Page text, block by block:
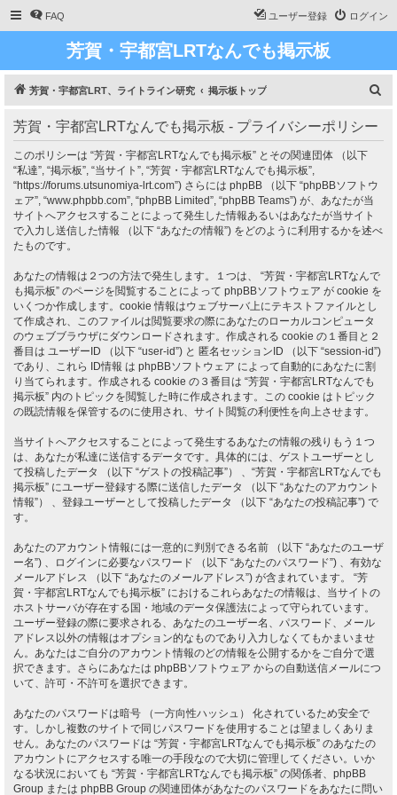
FAQ ログイン
ユーザー登録
芳賀・宇都宮LRTなんでも掲示板
芳賀・宇都宮LRT、ライトライン研究 掲示板トップ
芳賀・宇都宮LRTなんでも掲示板 - プライバシーポリシー
このポリシーは “芳賀・宇都宮LRTなんでも掲示板” とその関連団体 （以下
“私達”, “掲示板”, “当サイト”, “芳賀・宇都宮LRTなんでも掲示板”,
“https://forums.utsunomiya-lrt.com”) さらには phpBB （以下 “phpBBソフトウ
ェア”, “www.phpbb.com”, “phpBB Limited”, “phpBB Teams”) が、あなたが当
サイトへアクセスすることによって発生した情報あるいはあなたが当サイト
で入力し送信した情報 （以下 “あなたの情報”) をどのように利用するかを述べ
たものです。
あなたの情報は２つの方法で発生します。１つは、 “芳賀・宇都宮LRTなんで
も掲示板” のページを閲覧することによって phpBBソフトウェア が cookie を
いくつか作成します。cookie 情報はウェブサーバ上にテキストファイルとし
て作成され、このファイルは閲覧要求の際にあなたのローカルコンピュータ
のウェブブラウザにダウンロードされます。作成される cookie の１番目と２
番目は ユーザーID （以下 “user-id”) と 匿名セッションID （以下 “session-id”)
であり、これら ID情報 は phpBBソフトウェア によって自動的にあなたに割
り当てられます。作成される cookie の３番目は “芳賀・宇都宮LRTなんでも
掲示板” 内のトピックを閲覧した時に作成されます。この cookie はトピック
の既読情報を保管するのに使用され、サイト閲覧の利便性を向上させます。
当サイトへアクセスすることによって発生するあなたの情報の残りもう１つ
は、あなたが私達に送信するデータです。具体的には、ゲストユーザーとし
て投稿したデータ （以下 “ゲストの投稿記事”） 、“芳賀・宇都宮LRTなんでも
掲示板” にユーザー登録する際に送信したデータ （以下 “あなたのアカウント
情報”） 、登録ユーザーとして投稿したデータ （以下 “あなたの投稿記事”) で
す。
あなたのアカウント情報には一意的に判別できる名前 （以下 “あなたのユーザ
ー名”) 、ログインに必要なパスワード （以下 “あなたのパスワード”) 、有効な
メールアドレス （以下 “あなたのメールアドレス”) が含まれています。 “芳
賀・宇都宮LRTなんでも掲示板” におけるこれらあなたの情報は、当サイトの
ホストサーバが存在する国・地域のデータ保護法によって守られています。
ユーザー登録の際に要求される、あなたのユーザー名、パスワード、メール
アドレス以外の情報はオプション的なものであり入力しなくてもかまいませ
ん。あなたはご自分のアカウント情報のどの情報を公開するかをご自分で選
択できます。さらにあなたは phpBBソフトウェア からの自動送信メールにつ
いて、許可・不許可を選択できます。
あなたのパスワードは暗号 （一方向性ハッシュ） 化されているため安全で
す。しかし複数のサイトで同じパスワードを使用することは望ましくありま
せん。あなたのパスワードは “芳賀・宇都宮LRTなんでも掲示板” のあなたの
アカウントにアクセスする唯一の手段なので大切に管理してください。いか
なる状況においても “芳賀・宇都宮LRTなんでも掲示板” の関係者、phpBB
Group または phpBB Group の関連団体があなたのパスワードをあなたに問い